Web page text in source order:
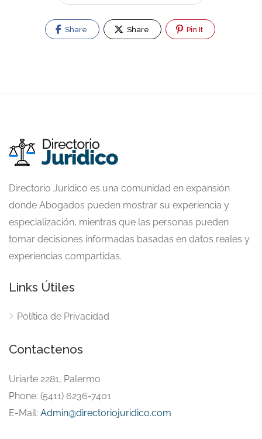
Share Share Pin It
Directorio Jurídico es una comunidad en expansión
donde Abogados pueden mostrar su experiencia y
especialización, mientras que las personas pueden
tomar decisiones informadas basadas en datos reales y
experiencias compartidas.
Links Útiles
Política de Privacidad
Contactenos
Uriarte 2281, Palermo
Phone: (5411) 6236-7401
E-Mail: Admin@directoriojuridico.com